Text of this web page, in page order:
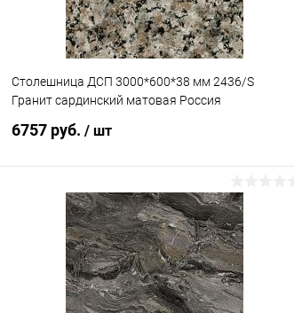
Столешница ДСП 3000*600*38 мм 2436/S
Гранит сардинский матовая Россия
6757 руб. / шт
В корзину
Купить в 1 клик К сравнению
В избранное В наличии